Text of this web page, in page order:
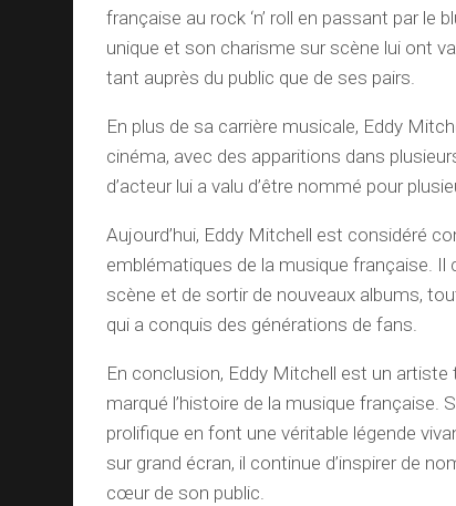
française au rock ‘n’ roll en passant par le
unique et son charisme sur scène lui ont
tant auprès du public que de ses pairs.
En plus de sa carrière musicale, Eddy
cinéma, avec des apparitions dans
d’acteur lui a valu d’être nommé pour
Aujourd’hui, Eddy Mitchell est considéré
emblématiques de la musique française. Il
scène et de sortir de nouveaux albums,
qui a conquis des générations de fans.
En conclusion, Eddy Mitchell est un
marqué l’histoire de la musique française.
prolifique en font une véritable légende
sur grand écran, il continue d’inspirer de
cœur de son public.